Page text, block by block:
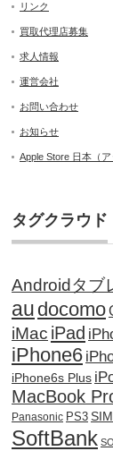
リンク
買取代理店募集
求人情報
運営会社
お問い合わせ
お知らせ
Apple Store 日本（
タグクラウド
Androidタブ
au docomo
iMac iPad
iPhone6
iPhone6s Plus
MacBook
Panasonic PS3
SoftBank